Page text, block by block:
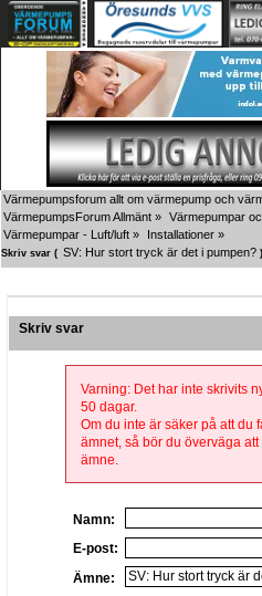
Värmepumpsforum allt om värmepump och
VärmepumpsForum Allmänt » Värmepumpar
Värmepumpar - Luft/luft » Installationer »
Skriv svar ( SV: Hur stort tryck är det i pumpen? )
Skriv svar
Varning: Det har inte skrivits
50 dagar.
Om du inte är säker på att du
ämnet, så bör du överväga
ämne.
Namn:
E-post:
Ämne: